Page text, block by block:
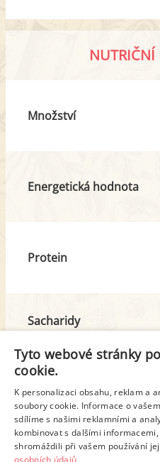
Množství
Energetická hodnota
Protein
Sacharidy
z toho cukr
Tuk
z toho nas. mastné
Tyto webové stránky
cookie.
K personalizaci obsahu, reklam a
soubory cookie. Informace o
sdílíme s našimi reklamními a
kombinovat s dalšími
shromáždili při vašem používání
osobních údajů